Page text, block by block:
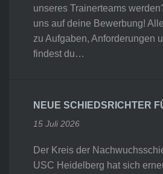
unseres Trainerteams
uns auf deine Bewerbung!
zu Aufgaben, Anforderungen
findest du…
NEUE SCHIEDSRICHTER
15 Juli 2026
Der Kreis der
USC Heidelberg hat sich